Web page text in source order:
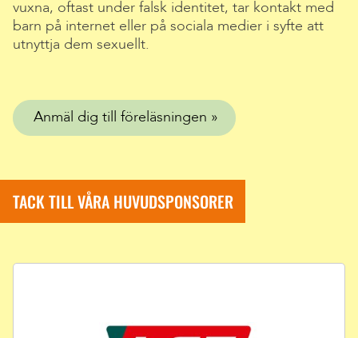
vuxna, oftast under falsk identitet, tar kontakt med
barn på internet eller på sociala medier i syfte att
utnyttja dem sexuellt.
Anmäl dig till föreläsningen
TACK TILL VÅRA HUVUDSPONSORER